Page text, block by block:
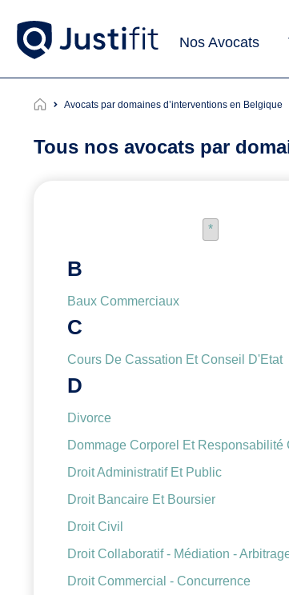
Nos Avocats
Avocats par domaines d’interventions en Belgique
Tous nos avocats par
*
B
Baux Commerciaux
C
Cours De Cassation Et Conseil D'Etat
D
Divorce
Dommage Corporel Et Responsabilité
Droit Administratif Et Public
Droit Bancaire Et Boursier
Droit Civil
Droit Collaboratif - Médiation -
Droit Commercial - Concurrence